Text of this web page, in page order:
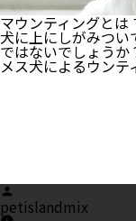
マウンティングとは
犬に上にしがみつ
ではないでしょう
メス犬によるウン
Posted
by
petislandmix